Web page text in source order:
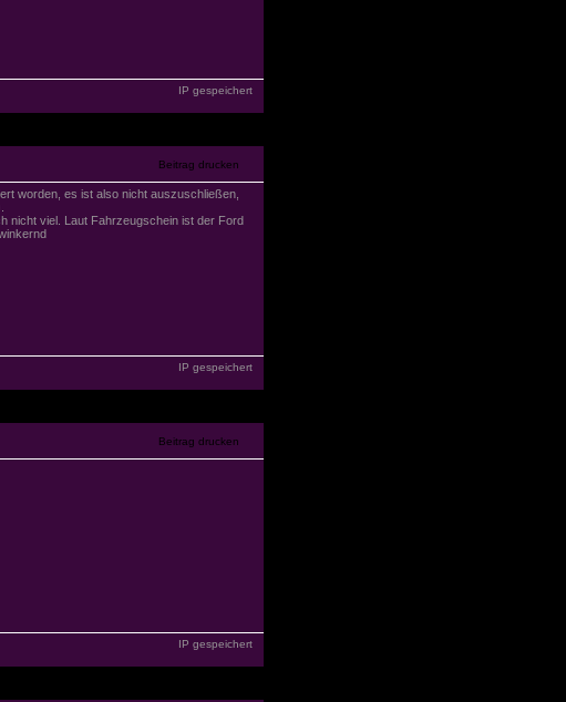
IP gespeichert
worden, es ist also nicht auszuschließen,
nicht viel. Laut Fahrzeugschein ist der Ford
IP gespeichert
IP gespeichert